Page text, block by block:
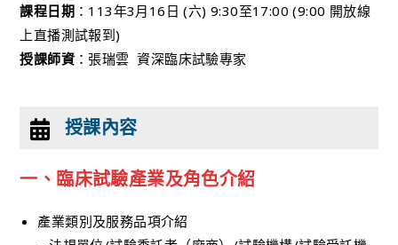
課程日期 ：113年3月16日 (六) 9:30至17:00 (9:00 開放線
上直播測試報到)
授課師資 ：張瑞雲 資深臨床試驗專家
授課內容
一、 臨床試驗產業及角色介紹
產業類別及服務品項介紹